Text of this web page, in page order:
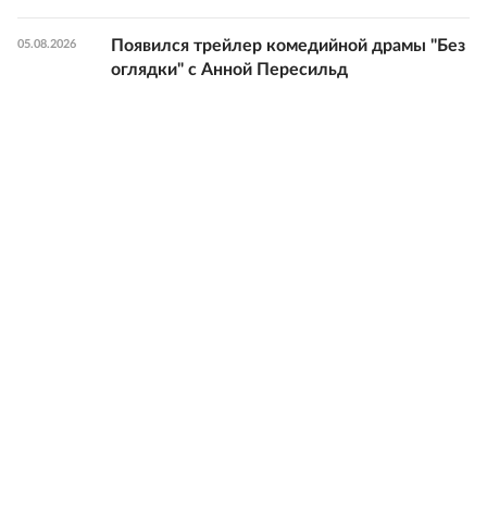
05.08.2026
Появился трейлер комедийной драмы "Без
оглядки" с Анной Пересильд